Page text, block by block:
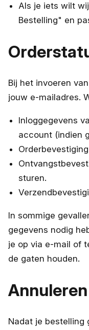
Als je iets wilt
Bestelling" en
Bij het invoeren
jouw e-mailadres.
Inloggegevens
account (indien
sturen.
In sommige
gegevens nodig
je op via e-mail of
de gaten houden.
Nadat je bestelling